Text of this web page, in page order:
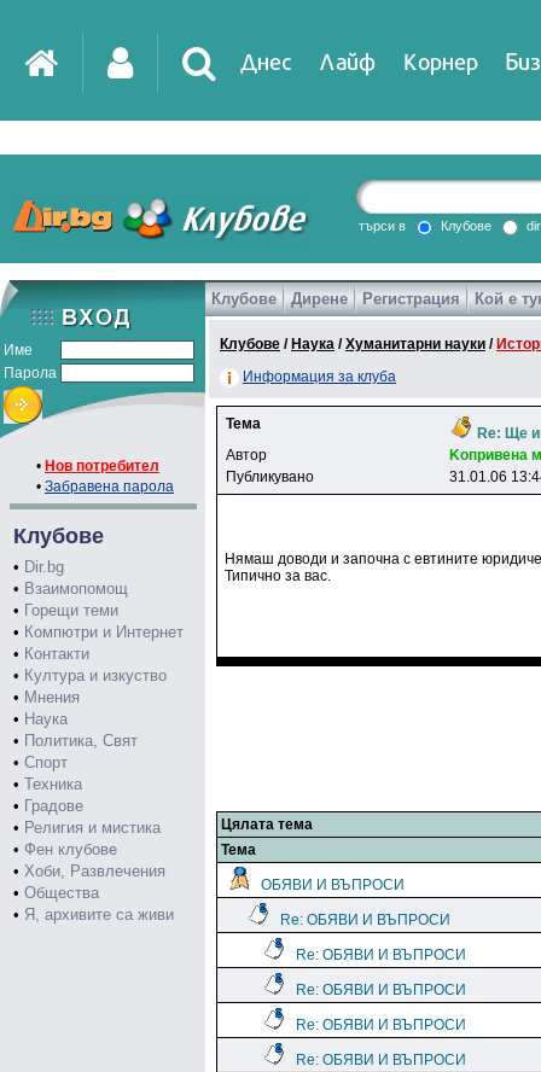
Днес Лайф Корнер
DirTV Impressio
Games
търси в Клубове
Име
Парола
• Нов потребител
• Забравена парола
Клубове
• Dir.bg
• Взаимопомощ
• Горещи теми
• Компютри и Интернет
• Контакти
• Култура и изкуство
• Мнения
• Наука
• Политика, Свят
• Спорт
• Техника
• Градове
• Религия и мистика
• Фен клубове
• Хоби, Развлечения
• Общества
• Я, архивите са живи
Клубове Дирене Регистрация Кой е
Клубове / Наука /Хуманитарни науки /
Информация за клуба
Тема
Re: Ще
Автор
Koпpивeнa
Публикувано
31.01.06
Нямаш доводи и започна с евтините
Типично за вас.
Цялата тема
Тема
ОБЯВИ И ВЪПРОСИ
Re: ОБЯВИ И ВЪПРОСИ
Re: ОБЯВИ И ВЪПРОСИ
Re: ОБЯВИ И ВЪПРОСИ
Re: ОБЯВИ И ВЪПРОСИ
Re: ОБЯВИ И ВЪПРОСИ